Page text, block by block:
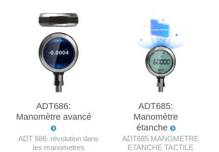
ADT686:
Manomètre avancé
ADT 686: révolution dans
les manometres
ADT685:
Manomètre
étanche
ADT685 MANOMETRE
ETANCHE TACTILE